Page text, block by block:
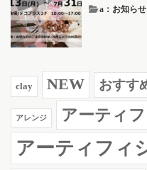
a：お知らせ
clay NEW おすす
アレンジ アーティ
アーティフィ